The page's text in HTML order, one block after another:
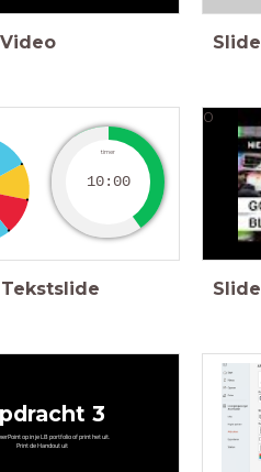
Video Slide
timer
10:00
Tekstslide
0
Slide
3
op in je LB portfolio of print het uit.
Print de Handout uit